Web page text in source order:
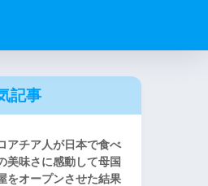
記事
アチア人が日本で食べ
美味さに感動して母国
をオープンさせた結果